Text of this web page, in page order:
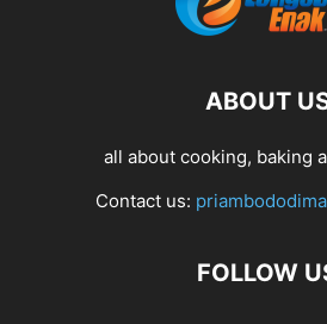
ABOUT
all about cooking, baking
Contact us:
FOLLOW